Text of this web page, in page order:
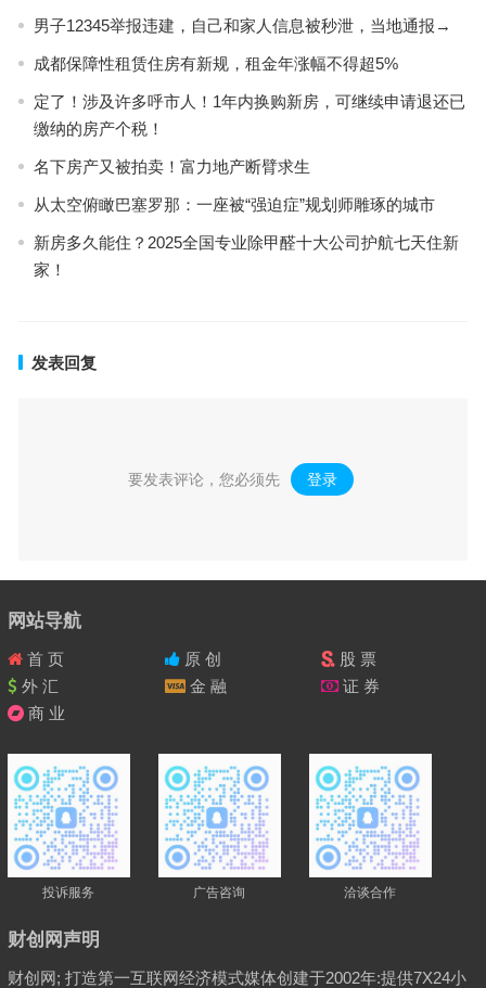
男子12345举报违建，自己和家人信息被秒泄，当地通报→
成都保障性租赁住房有新规，租金年涨幅不得超5%
定了！涉及许多呼市人！1年内换购新房，可继续申请退还已
缴纳的房产个税！
名下房产又被拍卖！富力地产断臂求生
从太空俯瞰巴塞罗那：一座被“强迫症”规划师雕琢的城市
新房多久能住？2025全国专业除甲醛十大公司护航七天住新
家！
发表回复
要发表评论，您必须先 登录 。
网站导航
首 页 原 创
股 票
外 汇
金 融
证 券
商 业
投诉服务 广告咨询 洽谈合作
财创网声明
财创网; 打造第一互联网经济模式媒体创建于2002年:提供7X24小